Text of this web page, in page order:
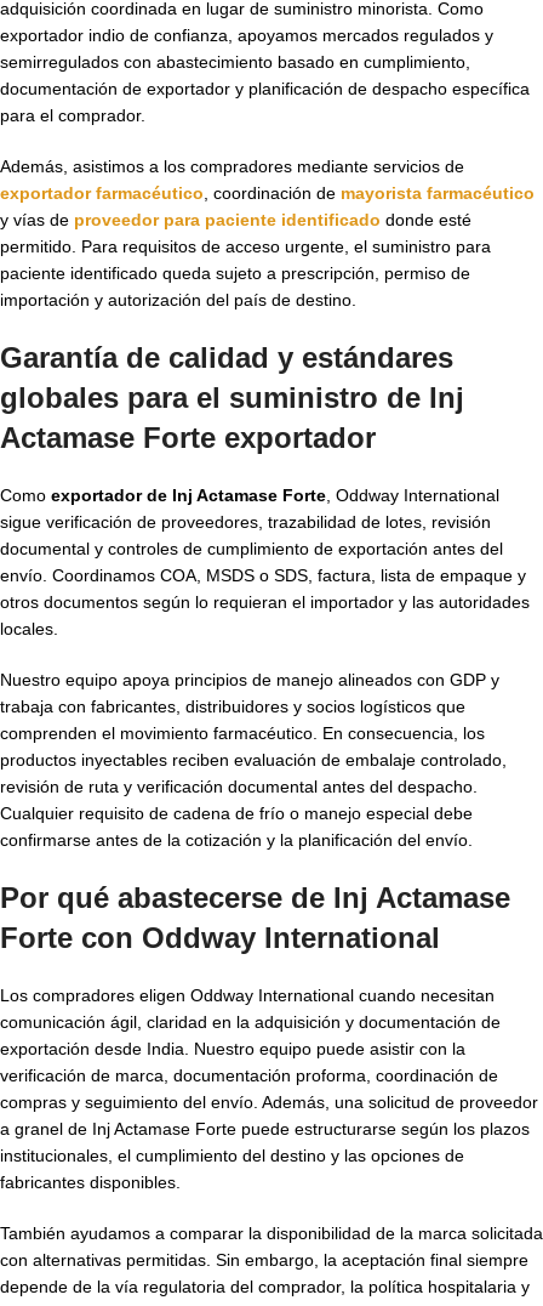
adquisición coordinada en lugar de suministro minorista. Como
exportador indio de confianza, apoyamos mercados regulados y
semirregulados con abastecimiento basado en cumplimiento,
documentación de exportador y planificación de despacho específica
para el comprador.
Además, asistimos a los compradores mediante servicios de
exportador farmacéutico , coordinación de mayorista farmacéutico
y vías de proveedor para paciente identificado donde esté
permitido. Para requisitos de acceso urgente, el suministro para
paciente identificado queda sujeto a prescripción, permiso de
importación y autorización del país de destino.
Garantía de calidad y estándares
globales para el suministro de Inj
Actamase Forte exportador
Como exportador de Inj Actamase Forte , Oddway International
sigue verificación de proveedores, trazabilidad de lotes, revisión
documental y controles de cumplimiento de exportación antes del
envío. Coordinamos COA, MSDS o SDS, factura, lista de empaque y
otros documentos según lo requieran el importador y las autoridades
locales.
Nuestro equipo apoya principios de manejo alineados con GDP y
trabaja con fabricantes, distribuidores y socios logísticos que
comprenden el movimiento farmacéutico. En consecuencia, los
productos inyectables reciben evaluación de embalaje controlado,
revisión de ruta y verificación documental antes del despacho.
Cualquier requisito de cadena de frío o manejo especial debe
confirmarse antes de la cotización y la planificación del envío.
Por qué abastecerse de Inj Actamase
Forte con Oddway International
Los compradores eligen Oddway International cuando necesitan
comunicación ágil, claridad en la adquisición y documentación de
exportación desde India. Nuestro equipo puede asistir con la
verificación de marca, documentación proforma, coordinación de
compras y seguimiento del envío. Además, una solicitud de proveedor
a granel de Inj Actamase Forte puede estructurarse según los plazos
institucionales, el cumplimiento del destino y las opciones de
fabricantes disponibles.
También ayudamos a comparar la disponibilidad de la marca solicitada
con alternativas permitidas. Sin embargo, la aceptación final siempre
depende de la vía regulatoria del comprador, la política hospitalaria y